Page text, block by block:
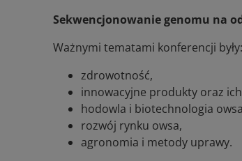
Sekwencjonowanie genomu na
Ważnymi tematami konferencji były:
zdrowotność,
innowacyjne produkty oraz
hodowla i biotechnologia
rozwój rynku owsa,
agronomia i metody uprawy.